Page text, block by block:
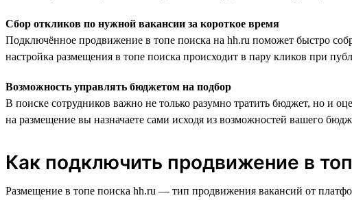
Сбор откликов по нужной вакансии за короткое время
Подключённое продвижение в топе поиска на hh.ru поможет быстро
настройка размещения в топе поиска происходит в пару кликов при
Возможность управлять бюджетом на подбор
В поиске сотрудников важно не только разумно тратить бюджет, но и
на размещение вы назначаете сами исходя из возможностей вашего
Как подключить продвижение в
Размещение в топе поиска hh.ru — тип продвижения вакансий от